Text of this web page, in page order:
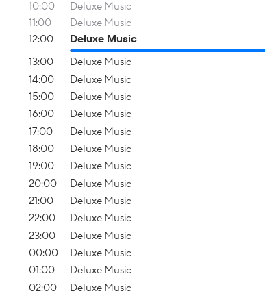
10:00
Deluxe Music
11:00
Deluxe Music
12:00
Deluxe Music
13:00
Deluxe Music
14:00
Deluxe Music
15:00
Deluxe Music
16:00
Deluxe Music
17:00
Deluxe Music
18:00
Deluxe Music
19:00
Deluxe Music
20:00
Deluxe Music
21:00
Deluxe Music
22:00
Deluxe Music
23:00
Deluxe Music
00:00
Deluxe Music
01:00
Deluxe Music
02:00
Deluxe Music